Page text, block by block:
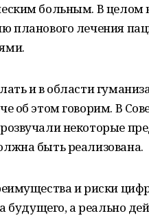
больным. В целом
планового лечения
и в области
об этом говорим. В
некоторые
быть реализована.
и риски
будущего, а реально